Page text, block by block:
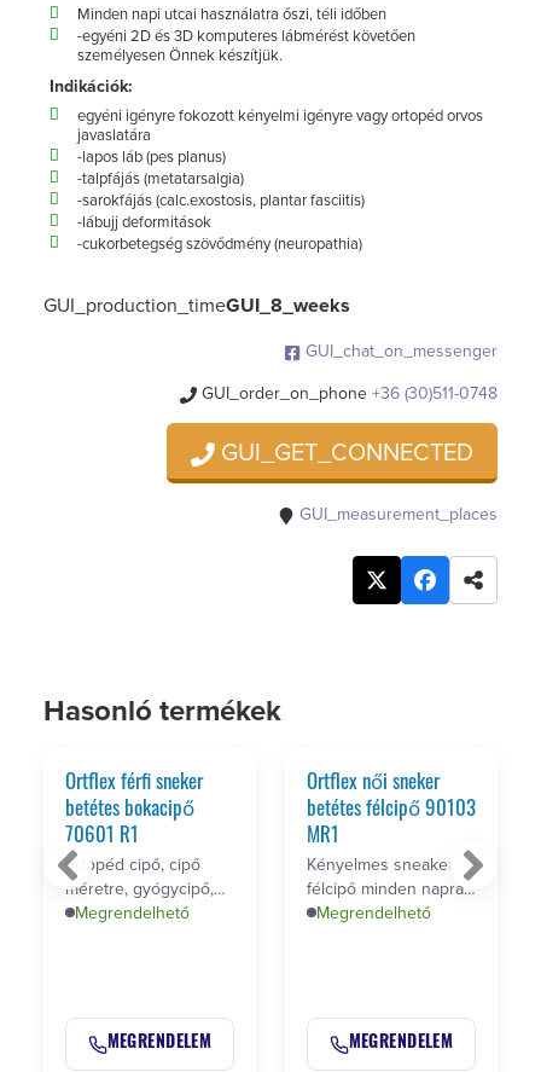
Minden napi utcai használatra őszi, téli időben
-egyéni 2D és 3D komputeres lábmérést követően
személyesen Önnek készítjük.
Indikációk:
egyéni igényre fokozott kényelmi igényre vagy ortopéd orvos
javaslatára
-lapos láb (pes planus)
-talpfájás (metatarsalgia)
-sarokfájás (calc.exostosis, plantar fasciitis)
-lábujj deformitások
-cukorbetegség szövődmény (neuropathia)
GUI_production_timeGUI_8_weeks
GUI_chat_on_messenger
GUI_order_on_phone+36 (30)511-0748
GUI_GET_CONNECTED
GUI_measurement_places
Hasonló termékek
Ortflex férfi sneker
betétes bokacipő
70601 R1
ortopéd cipő, cipő
méretre, gyógycipő,
kényelmes
Megrendelhető
MEGRENDELEM
Ortflex női sneker
betétes félcipő 90103
MR1
Kényelmes sneaker
félcipő minden napra,
egyéni méretre, privát
Megrendelhető
MEGRENDELEM